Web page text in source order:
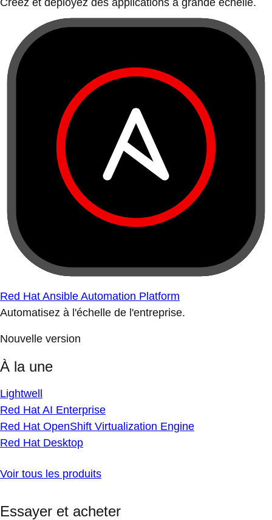
Créez et déployez des applications à grande échelle.
Red Hat Ansible Automation Platform
Automatisez à l'échelle de l'entreprise.
Nouvelle version
À la une
Lightwell
Red Hat AI Enterprise
Red Hat OpenShift Virtualization Engine
Red Hat Desktop
Voir tous les produits
Essayer et acheter